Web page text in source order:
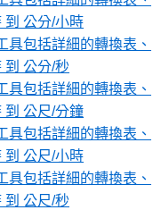
到 公分/小時
具包括詳細的轉換表、
到 公分/秒
具包括詳細的轉換表、
到 公尺/分鐘
具包括詳細的轉換表、
到 公尺/小時
具包括詳細的轉換表、
到 公尺/秒